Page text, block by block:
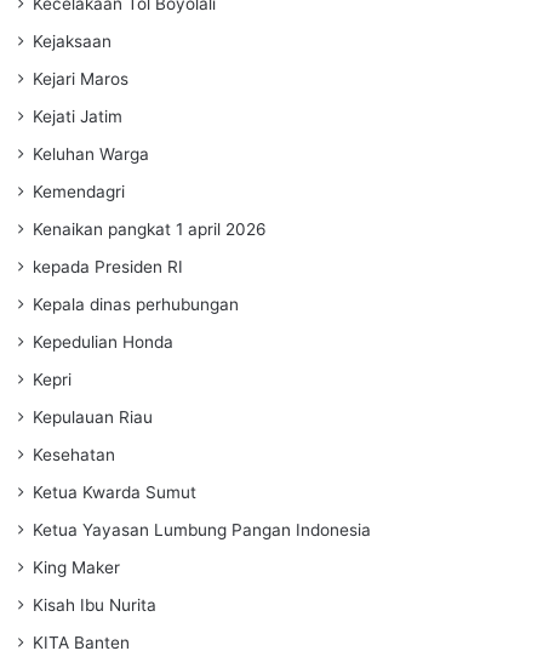
Kejaksaan
Kejari Maros
Kejati Jatim
Keluhan Warga
Kemendagri
Kenaikan pangkat 1 april 2026
kepada Presiden RI
Kepala dinas perhubungan
Kepedulian Honda
Kepri
Kepulauan Riau
Kesehatan
Ketua Kwarda Sumut
Ketua Yayasan Lumbung Pangan Indonesia
King Maker
Kisah Ibu Nurita
KITA Banten